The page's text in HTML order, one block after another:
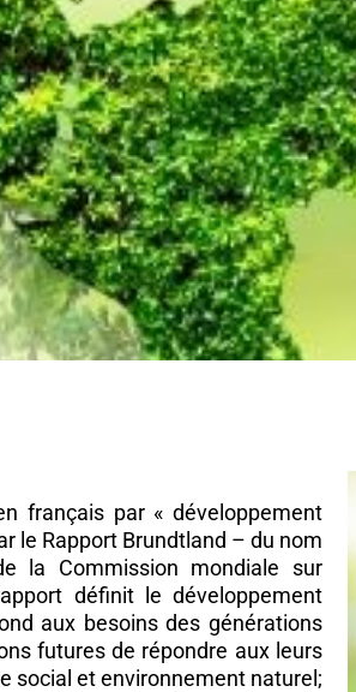
français par « développement
le Rapport Brundtland – du nom
la Commission mondiale sur
définit le développement
aux besoins des générations
futures de répondre aux leurs
social et environnement naturel;